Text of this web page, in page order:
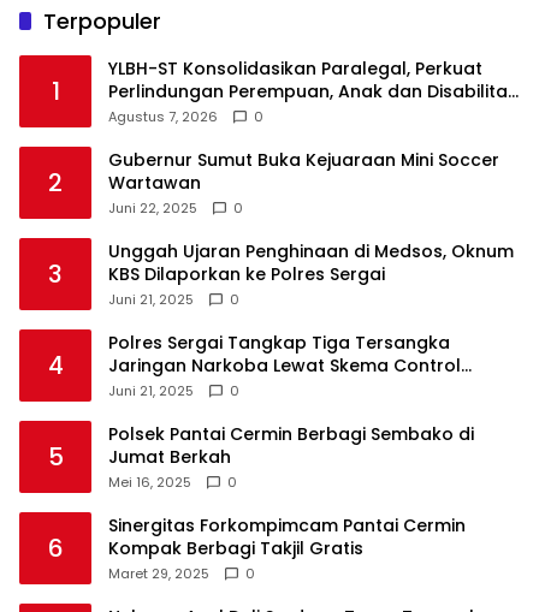
Terpopuler
1
YLBH-ST Konsolidasikan Paralegal, Perkuat
Perlindungan Perempuan, Anak dan Disabilitas
Agustus 7, 2026 0
2
Gubernur Sumut Buka Kejuaraan Mini Soccer
Wartawan
Juni 22, 2025 0
3
Unggah Ujaran Penghinaan di Medsos, Oknum
KBS Dilaporkan ke Polres Sergai
Juni 21, 2025 0
4
Polres Sergai Tangkap Tiga Tersangka
Jaringan Narkoba Lewat Skema Control
Delivery
Juni 21, 2025 0
5
Polsek Pantai Cermin Berbagi Sembako di
Jumat Berkah
Mei 16, 2025 0
6
Sinergitas Forkompimcam Pantai Cermin
Kompak Berbagi Takjil Gratis
Maret 29, 2025 0